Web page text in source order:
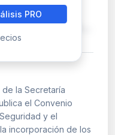
género. Los
consultar e …
PRO
la Secretaría
el Convenio
y el
incorporación de los